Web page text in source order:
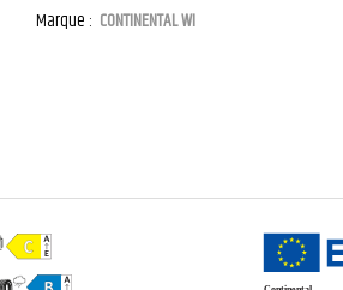
Marque : CONTINENTAL WI